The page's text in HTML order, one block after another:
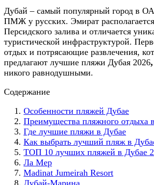
Дубай – самый популярный город в
ПМЖ у русских. Эмират
Персидского залива и отличается
туристической инфраструктурой.
отдых и потрясающие развлечения,
предлагают лучшие пляжи Дубая 2026,
никого равнодушными.
Содержание
Особенности пляжей Дубае
Преимущества пляжного отдыха
Где лучшие пляжи в Дубае
Как выбрать лучший пляж в
ТОП 10 лучших пляжей в Дубае
Ла Мер
Madinat Jumeirah Resort
Дубай-Марина